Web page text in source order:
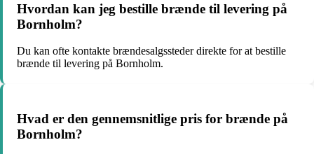
Hvordan kan jeg bestille brænde til levering på
Bornholm?
Du kan ofte kontakte brændesalgssteder direkte for at bestille
brænde til levering på Bornholm.
Hvad er den gennemsnitlige pris for brænde på
Bornholm?